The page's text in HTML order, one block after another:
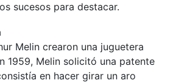
sucesos para destacar.
Melin crearon una juguetera
1959, Melin solicitó una patente
en hacer girar un aro